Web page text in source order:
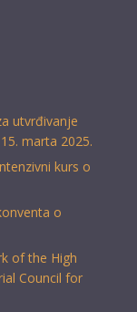
utvrđivanje
marta 2025.
kurs o
o
of the High
Council for